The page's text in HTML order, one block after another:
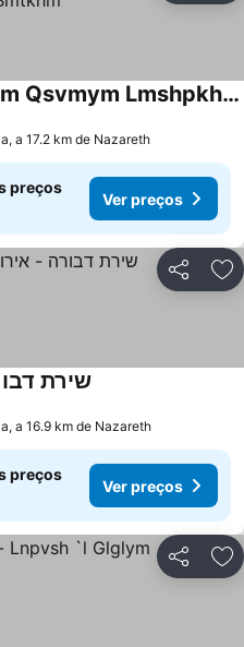
Khvzt Yhvntn - Tsymrym Qsvmym Lmshpkhvt `m Brykh Nhdrt Bmtkhm
a 17.2 km de Nazareth
preços
Ver preços
Partilhar
שירת
a 16.9 km de Nazareth
preços
Ver preços
Partilhar